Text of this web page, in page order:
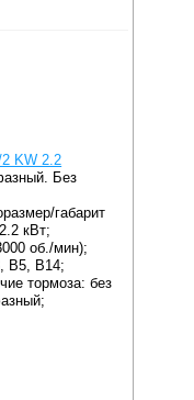
KW 2.2
Без
габарит
кВт;
об./мин);
B5, B14;
тормоза: без